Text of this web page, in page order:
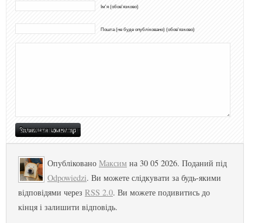
Ім'я (обов'язково)
Пошта (не буде опубліковано) (обов'язково)
Опубліковано Максим на 30 05 2026. Поданий під
Odpowiedzi. Ви можете слідкувати за будь-якими
відповідями через RSS 2.0. Ви можете подивитись до
кінця і залишити відповідь.